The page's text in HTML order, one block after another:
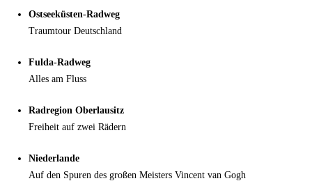
Ostseeküsten-Radweg
Traumtour Deutschland
Fulda-Radweg
Alles am Fluss
Radregion Oberlausitz
Freiheit auf zwei Rädern
Niederlande
Auf den Spuren des großen Meisters Vincent van Gogh